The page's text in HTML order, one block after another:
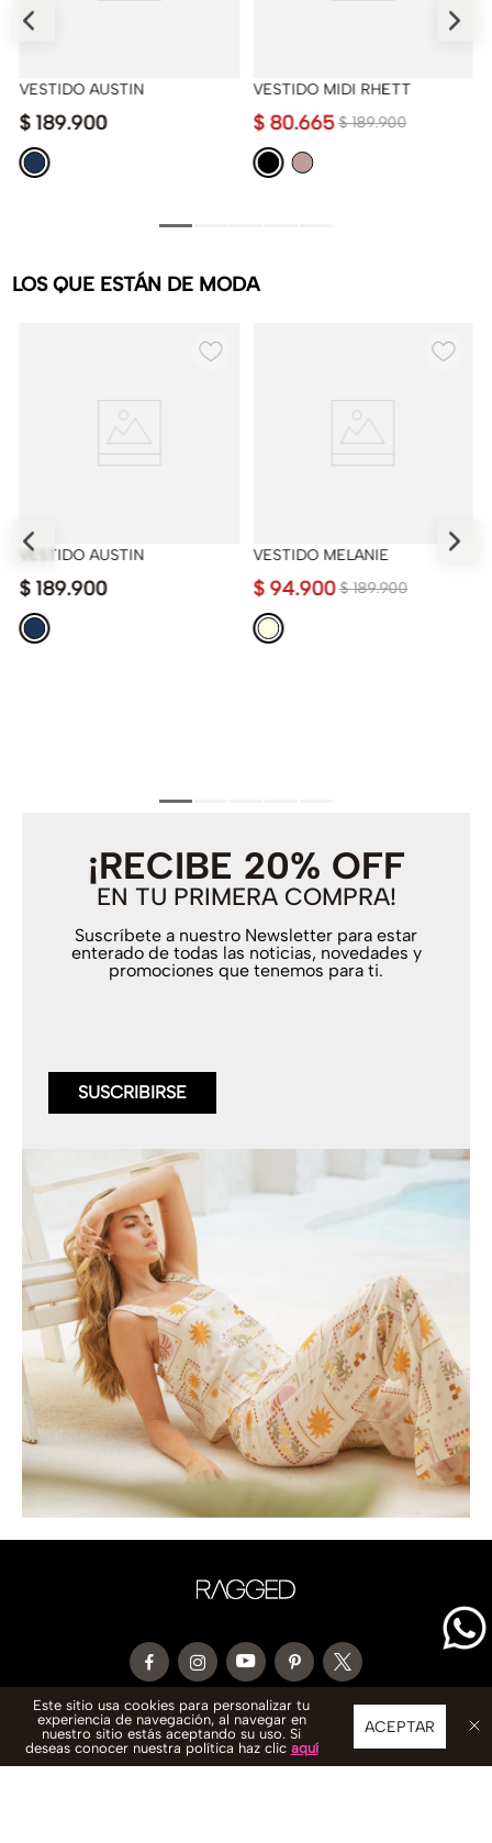
VESTIDO AUSTIN
$ 189.900
VESTIDO MIDI RHETT
$ 189.900
$ 80.665
LOS QUE ESTÁN DE MODA
VESTIDO AUSTIN
$ 189.900
VESTIDO MELANIE
$ 189.900
$ 94.900
¡RECIBE 20% OFF
EN TU PRIMERA COMPRA!
Suscríbete a nuestro Newsletter para estar
enterado de todas las noticias, novedades y
promociones que tenemos para ti.
SUSCRIBIRSE
CONTACTO
WhatsApp: 333 602 5564
ACEPTAR
Este sitio usa cookies para personalizar tu
experiencia de navegación, al navegar en
nuestro sitio estás aceptando su uso. Si
deseas conocer nuestra política haz clic aquí